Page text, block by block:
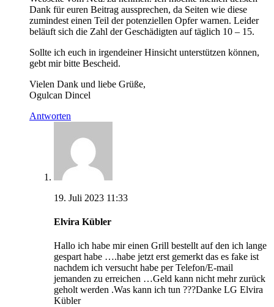
Dank für euren Beitrag aussprechen, da Seiten wie diese
zumindest einen Teil der potenziellen Opfer warnen. Leider
beläuft sich die Zahl der Geschädigten auf täglich 10 – 15.
Sollte ich euch in irgendeiner Hinsicht unterstützen können,
gebt mir bitte Bescheid.
Vielen Dank und liebe Grüße,
Ogulcan Dincel
Antworten
19. Juli 2023 11:33
Elvira Kübler
Hallo ich habe mir einen Grill bestellt auf den ich lange
gespart habe ….habe jetzt erst gemerkt das es fake ist
nachdem ich versucht habe per Telefon/E-mail
jemanden zu erreichen …Geld kann nicht mehr zurück
geholt werden .Was kann ich tun ???Danke LG Elvira
Kübler